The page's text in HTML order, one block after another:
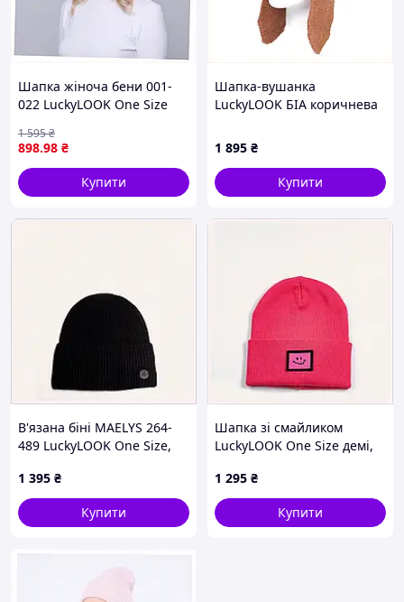
Шапка жіноча бени 001-
022 LuckyLOOK One Size
898.98 ₴
1 595₴
Купити
Шапка-вушанка
LuckyLOOK БІА коричнева
1 895 ₴
Купити
В'язана біні MAELYS 264-
489 LuckyLOOK One Size,
1 395 ₴
Купити
Шапка зі смайликом
LuckyLOOK One Size демі,
1 295 ₴
Купити